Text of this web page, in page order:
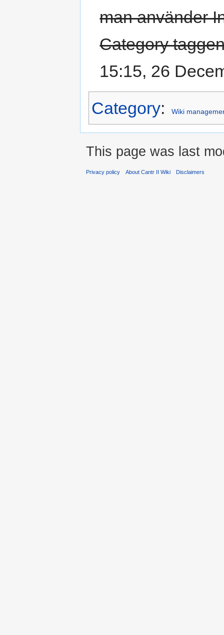
man använder
Category
15:15, 26
Category: Wiki
This page was last
Privacy policy About Cantr II Wiki Disclaimers